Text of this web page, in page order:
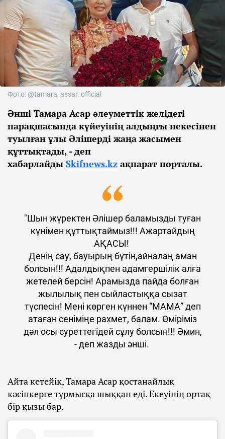
Фото: @tamara_assar_official
Әнші Тамара Асар әлеуметтік желідегі
парақшасында күйеуінің алдыңғы некесінен
туылған ұлы Әлішерді жаңа жасымен
құттықтады, - деп
хабарлайды Skifnews.kz ақпарат порталы.
"Шын жүректен Әлішер баламызды туған
күнімен құттықтаймыз!!! Ажартайдың
АҚАСЫ!
Денің сау, бауырың бүтін,айналаң аман
болсын!!! Адалдықпен адамгершілік алға
жетелей берсін! Арамызда пайда болған
жылылық пен сыйластыққа сызат
түспесін! Мені көрген күннен “МАМА” деп
атаған сеніміңе рахмет, балам. Өміріміз
дәл осы суреттегідей сұлу болсын!!! Әмин,
- деп жазды әнші.
Айта кетейік, Тамара Асар қостанайлық
кәсіпкерге тұрмысқа шыққан еді. Екеуінің ортақ
бір қызы бар.